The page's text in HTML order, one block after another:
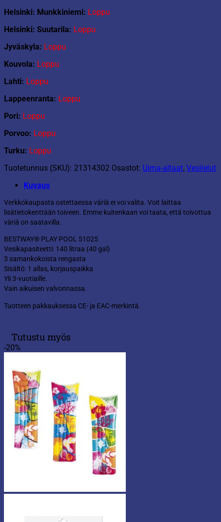
Helsinki: Munkkiniemi: Loppu
Helsinki: Suutarila: Loppu
Jyväskyla: Loppu
Kouvola: Loppu
Lahti: Loppu
Lappeenranta: Loppu
Pori: Loppu
Porvoo: Loppu
Turku: Loppu
Tuotetunnus (SKU): 21314302 Osastot: Uima-altaat, Vesilelut
Kuvaus
Verkkokaupasta ostettaessa väriä ei voi valita. Voit laittaa
lisätietokenttään toiveen. Emme kuitenkaan voi taata, että toivottua
väriä on saatavilla.
BESTWAY® PLAY POOL 51025
Vesikapasiteetti: 140 litraa (40 gal)
3 samankokoista rengasta
Sisältö: 1 allas, korjauspaikka
Yli 3-vuotiaille.
Vain aikuisen valvonnassa.
Tuotteen pakkauksessa CE- ja EAC-merkintä.
Tutustu myös
-20%